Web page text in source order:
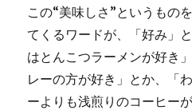
この“美味しさ”というもの
てくるワードが、「好み」
はとんこつラーメンが好き
レーの方が好き」とか、「
ーよりも浅煎りのコーヒー